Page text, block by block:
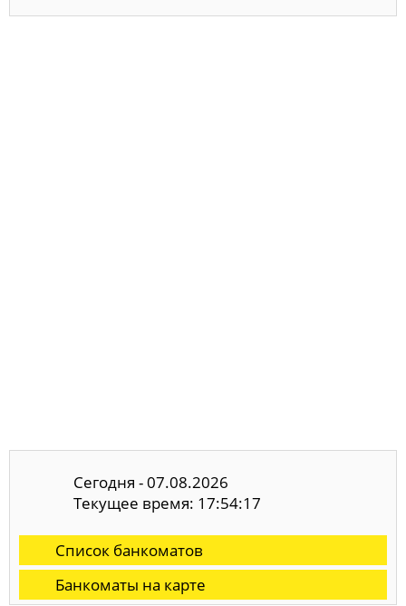
Сегодня - 07.08.2026
Текущее время: 17:54:18
Список банкоматов
Банкоматы на карте